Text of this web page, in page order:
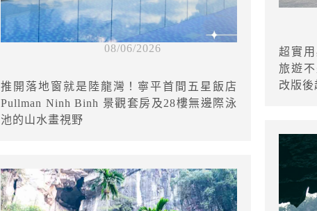
08/06/2026
推開落地窗就是陸龍灣！寧平首間五星飯店
Pullman Ninh Binh 景觀套房及28樓無邊際泳
池的山水畫視野
超實
旅遊
改版後